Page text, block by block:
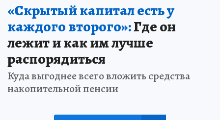
«Скрытый капитал есть у
каждого второго»:Где он
лежит и как им лучше
распорядиться
Куда выгоднее всего вложить средства
накопительной пенсии